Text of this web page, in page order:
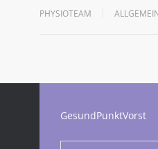
PHYSIOTEAM
GesundPunktVorst